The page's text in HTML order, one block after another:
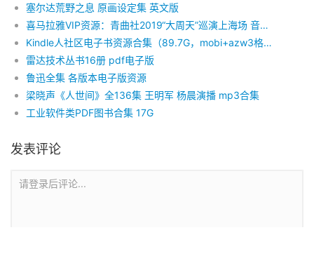
塞尔达荒野之息 原画设定集 英文版
喜马拉雅VIP资源：青曲社2019“大周天”巡演上海场 音频下载
Kindle人社区电子书资源合集（89.7G，mobi+azw3格式）
雷达技术丛书16册 pdf电子版
鲁迅全集 各版本电子版资源
梁晓声《人世间》全136集 王明军 杨晨演播 mp3合集
工业软件类PDF图书合集 17G
发表评论
请登录后评论...